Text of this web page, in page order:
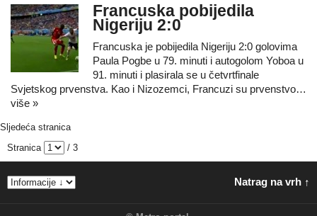
Francuska pobijedila
Nigeriju 2:0
Francuska je pobijedila Nigeriju 2:0 golovima
Paula Pogbe u 79. minuti i autogolom Yoboa u
91. minuti i plasirala se u četvrtfinale
Svjetskog prvenstva. Kao i Nizozemci, Francuzi su prvenstvo…
više »
Sljedeća stranica
Stranica
/ 3
Natrag na vrh ↑